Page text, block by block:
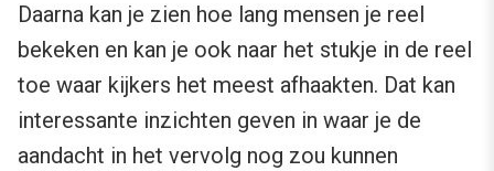
Daarna kan je zien hoe lang mensen je reel
bekeken en kan je ook naar het stukje in de reel
toe waar kijkers het meest afhaakten. Dat kan
interessante inzichten geven in waar je de
aandacht in het vervolg nog zou kunnen